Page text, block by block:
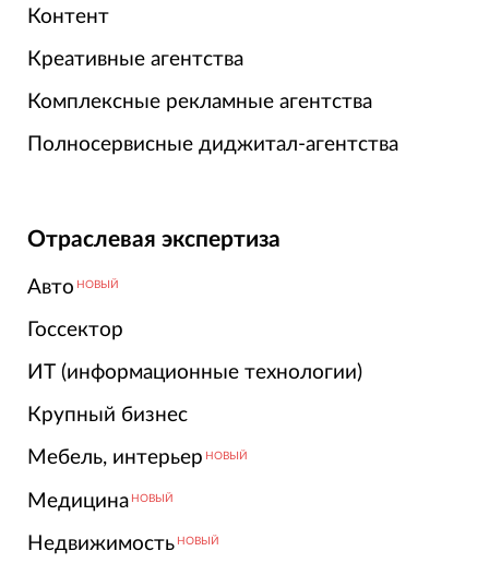
Контент
Креативные агентства
Комплексные рекламные агентства
Полносервисные диджитал-агентства
Отраслевая экспертиза
Авто НОВЫЙ
Госсектор
ИТ (информационные технологии)
Крупный бизнес
Мебель, интерьер НОВЫЙ
Медицина НОВЫЙ
Недвижимость НОВЫЙ